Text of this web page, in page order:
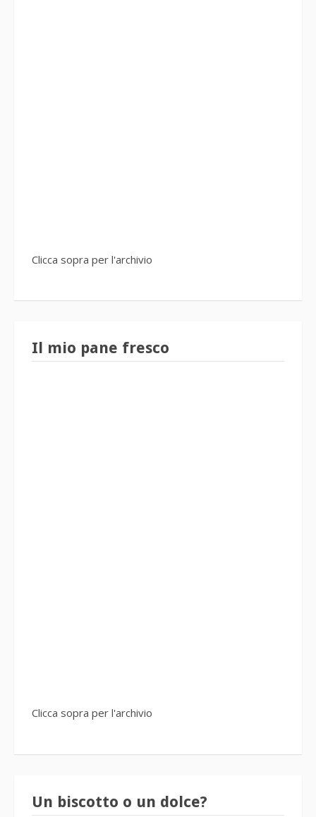
Clicca sopra per l'archivio
Il mio pane fresco
Clicca sopra per l'archivio
Un biscotto o un dolce?